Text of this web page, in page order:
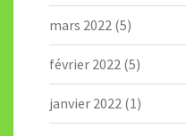
mars 2022 (5)
février 2022 (5)
janvier 2022 (1)